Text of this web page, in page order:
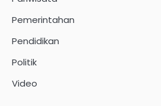
Pemerintahan
Pendidikan
Politik
Video